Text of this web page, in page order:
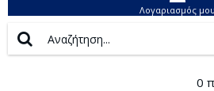
Λογαριασμός μου
0